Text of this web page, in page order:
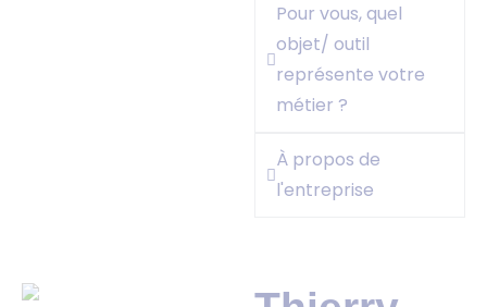
Pour vous, quel
objet/ outil
représente votre
métier ?
À propos de
l'entreprise